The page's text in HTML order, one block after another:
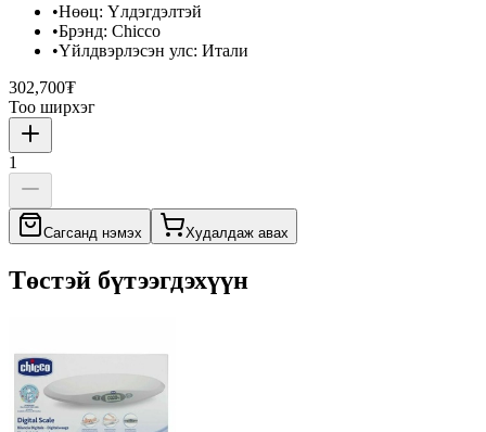
•Нөөц: Үлдэгдэлтэй
•Брэнд: Chicco
•Үйлдвэрлэсэн улс: Итали
302,700₮
Тоо ширхэг
1
Сагсанд нэмэх Худалдаж авах
Төстэй бүтээгдэхүүн